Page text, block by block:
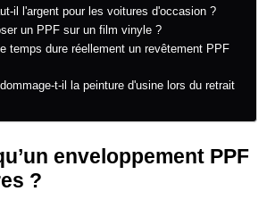
il l'argent pour les voitures d'occasion ?
un PPF sur un film vinyle ?
temps dure réellement un revêtement PPF
t-il la peinture d'usine lors du retrait
enveloppement PPF
?